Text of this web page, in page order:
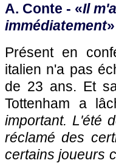
A. Conte - «Il
immédiatement»
Présent en
italien n'a pas
de 23 ans. Et
Tottenham a
important. L'été
réclamé des
certains joueurs